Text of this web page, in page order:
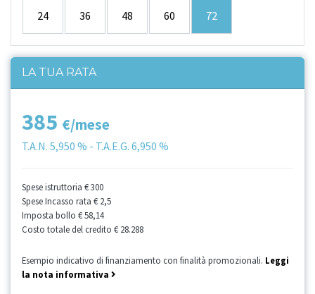
24 36 48 60 72
LA TUA RATA
385 €/mese
T.A.N. 5,950 % - T.A.E.G. 6,950 %
Spese istruttoria € 300
Spese Incasso rata € 2,5
Imposta bollo € 58,14
Costo totale del credito € 28.288
Esempio indicativo di finanziamento con finalità promozionali. Leggi
la nota informativa